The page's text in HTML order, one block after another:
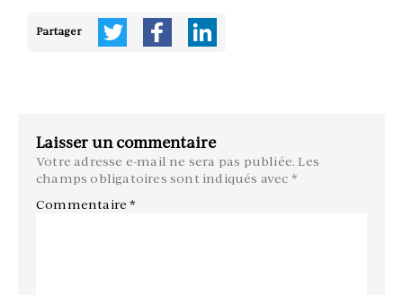
Partager
Laisser un commentaire
Votre adresse e-mail ne sera pas publiée. Les
champs obligatoires sont indiqués avec *
Commentaire*